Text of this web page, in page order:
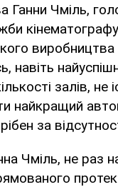
Ганни Чміль,
навіть
залів, не
найкращий
за
Чміль, не раз